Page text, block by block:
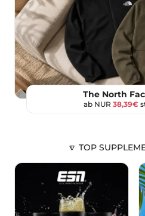
The North
ab NUR 38,39€
🔽 TOP